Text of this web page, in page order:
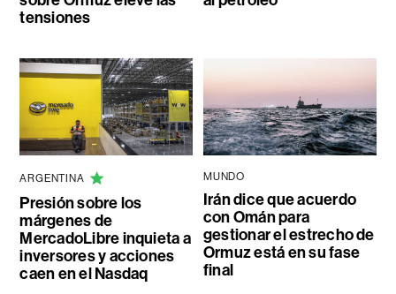
tensiones
ARGENTINA
Presión sobre los
márgenes de
MercadoLibre inquieta a
inversores y acciones
caen en el Nasdaq
MUNDO
Irán dice que acuerdo
con Omán para
gestionar el estrecho de
Ormuz está en su fase
final